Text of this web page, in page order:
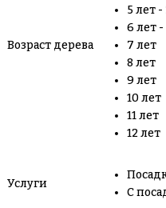
Возраст дерева
5 лет
6 лет
7 лет
8 лет
9 лет
10 лет
11 лет
12 лет
Услуги
С